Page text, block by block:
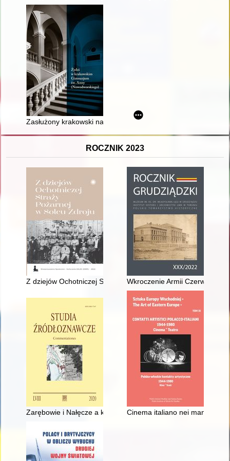
Zasłużony krakowski nauczyciel religii mojżeszowej - dr
ROCZNIK 2023
Z dziejów Ochotniczej Straży Pożarnej w Solcu-Zdroju
Wkroczenie Armii Czerwonej
Zarębowie i Nałęcze a królobójstwo w Rogoźnie - recenzja]
Cinema italiano nei manifesti